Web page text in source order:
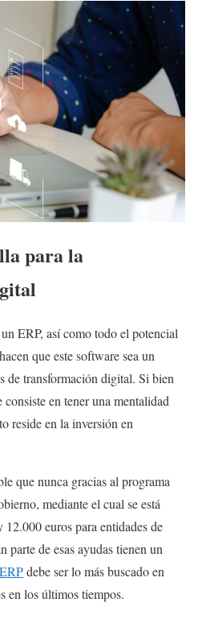
para la
ERP, así como todo el potencial
que este software sea un
de transformación digital. Si bien
en tener una mentalidad
reside en la inversión en
que nunca gracias al programa
mediante el cual se está
euros para entidades de
parte de esas ayudas tienen un
debe ser lo más buscado en
en los últimos tiempos.